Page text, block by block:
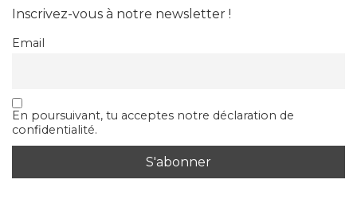
Inscrivez-vous à notre newsletter !
Email
En poursuivant, tu acceptes notre déclaration de
confidentialité.